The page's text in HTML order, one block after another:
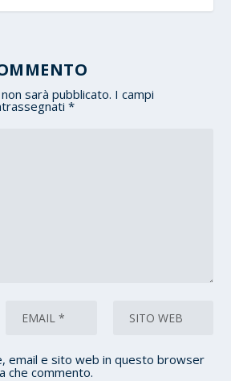
sarà pubblicato. I campi
*
email e sito web in questo browser
che commento.